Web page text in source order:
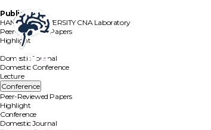
Publication
HANYANG UNIVERSITY CNA Laboratory
Peer-Reviewed Papers
Highlight
Conference
Domestic Journal
Domestic Conference
Lecture
Conference
Peer-Reviewed Papers
Highlight
Conference
Domestic Journal